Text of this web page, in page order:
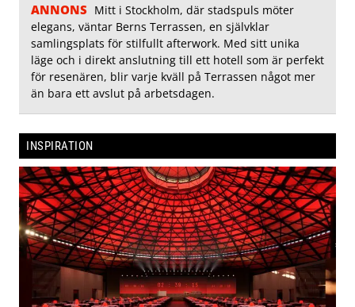
ANNONS Mitt i Stockholm, där stadspuls möter
elegans, väntar Berns Terrassen, en självklar
samlingsplats för stilfullt afterwork. Med sitt unika
läge och i direkt anslutning till ett hotell som är perfekt
för resenären, blir varje kväll på Terrassen något mer
än bara ett avslut på arbetsdagen.
INSPIRATION